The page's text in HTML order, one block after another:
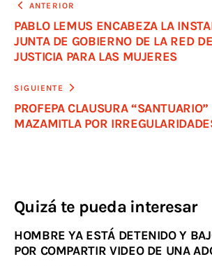
ANTERIOR
PABLO LEMUS ENCABEZA LA
JUNTA DE GOBIERNO DE LA RED
JUSTICIA PARA LAS MUJERES
SIGUIENTE
PROFEPA CLAUSURA
MAZAMITLA POR
Quizá te pueda interesar
HOMBRE YA ESTÁ DETENIDO Y
POR COMPARTIR VIDEO DE UNA